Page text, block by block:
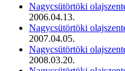
Nagycsütörtöki
2006.04.13.
Nagycsütörtöki
2007.04.05.
Nagycsütörtöki
2008.03.20.